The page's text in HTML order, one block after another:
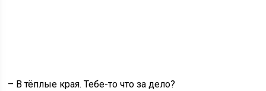
– В тёплые края. Тебе-то что за дело?